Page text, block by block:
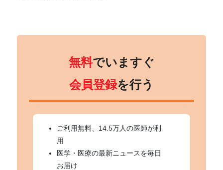
無料でいますぐ
会員登録を行う
ご利用無料、14.5万人の医師が利
用
医学・医療の最新ニュースを毎日
お届け